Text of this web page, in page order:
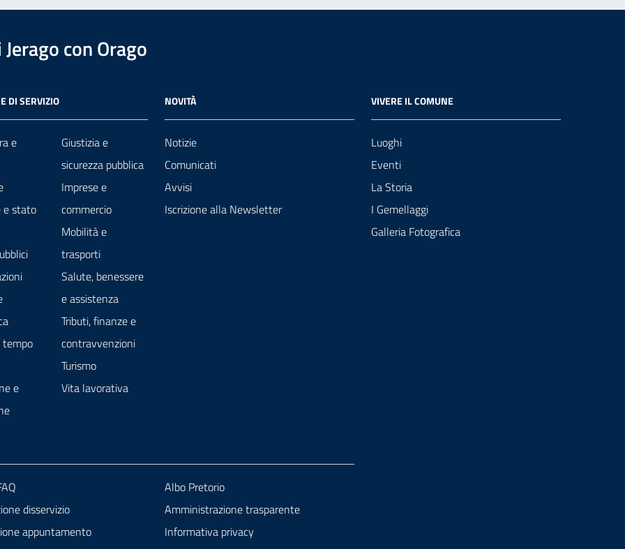
con Orago
DI SERVIZIO
e
e stato
tempo
e
Giustizia e
sicurezza pubblica
Imprese e
commercio
Mobilità e
trasporti
Salute, benessere
e assistenza
Tributi, finanze e
contravvenzioni
Turismo
Vita lavorativa
NOVITÀ
Notizie
Comunicati
Avvisi
Iscrizione alla Newsletter
VIVERE IL COMUNE
Luoghi
Eventi
La Storia
I Gemellaggi
Galleria Fotografica
disservizio
appuntamento
Albo Pretorio
Amministrazione trasparente
Informativa privacy